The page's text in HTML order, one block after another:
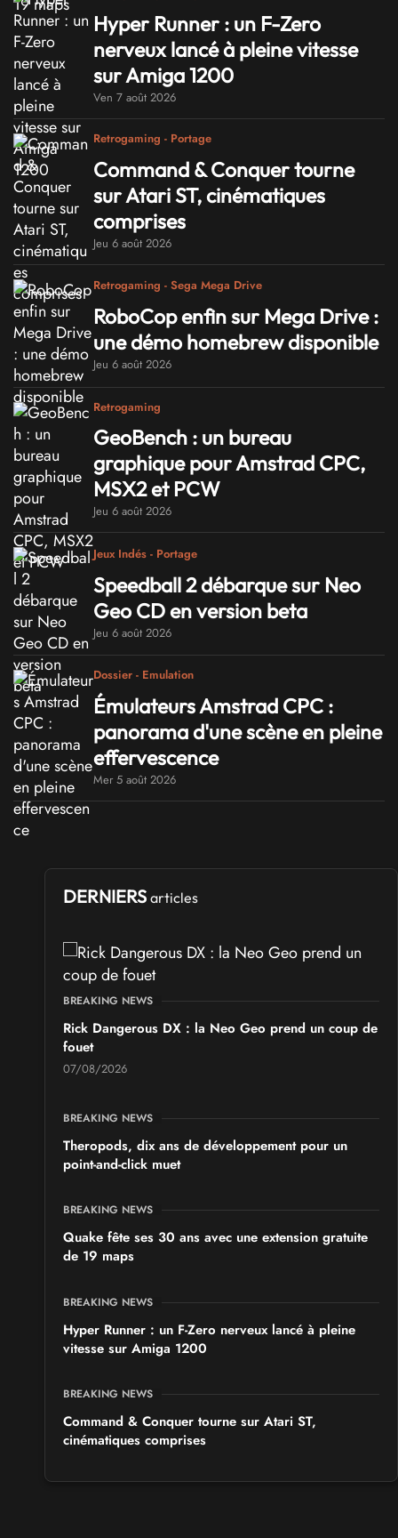
Hyper Runner : un F-Zero
nerveux lancé à pleine vitesse
sur Amiga 1200
Ven 7 août 2026
Retrogaming - Portage
Command & Conquer tourne
sur Atari ST, cinématiques
comprises
Jeu 6 août 2026
Retrogaming - Sega Mega Drive
RoboCop enfin sur Mega Drive :
une démo homebrew disponible
Jeu 6 août 2026
Retrogaming
GeoBench : un bureau
graphique pour Amstrad CPC,
MSX2 et PCW
Jeu 6 août 2026
Jeux Indés - Portage
Speedball 2 débarque sur Neo
Geo CD en version beta
Jeu 6 août 2026
Dossier - Emulation
Émulateurs Amstrad CPC :
panorama d'une scène en pleine
effervescence
Mer 5 août 2026
DERNIERS articles
BREAKING NEWS
Rick Dangerous DX : la Neo Geo prend un coup de
fouet
07/08/2026
BREAKING NEWS
Theropods, dix ans de développement pour un
point-and-click muet
BREAKING NEWS
Quake fête ses 30 ans avec une extension gratuite
de 19 maps
BREAKING NEWS
Hyper Runner : un F-Zero nerveux lancé à pleine
vitesse sur Amiga 1200
BREAKING NEWS
Command & Conquer tourne sur Atari ST,
cinématiques comprises